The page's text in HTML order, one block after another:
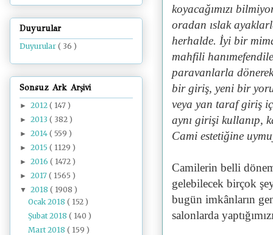
koyacağımızı
oradan ıslak
herhalde. İyi bir
mahfili
paravanlarla
bir giriş, yeni bir
veya yan taraf giriş
aynı girişi kullanıp,
Cami estetiğine
Camilerin belli
gelebilecek birçok
bugün imkânların
salonlarda
Duyurular
Duyurular ( 36 )
Sonsuz Ark Arşivi
► 2012 ( 147 )
► 2013 ( 382 )
► 2014 ( 559 )
► 2015 ( 1129 )
► 2016 ( 1472 )
► 2017 ( 1565 )
▼ 2018 ( 1908 )
Ocak 2018( 152 )
Şubat 2018( 140 )
Mart 2018( 159 )